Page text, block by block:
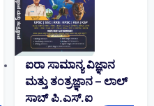
ಐರಾ ಸಾಮಾನ್ಯ ವಿಜ್ಞಾನ
ಮತ್ತು ತಂತ್ರಜ್ಞಾನ – ಲಾಲ್
ಸಾಬ್ ಪಿ.ಎಸ್‌.ಐ